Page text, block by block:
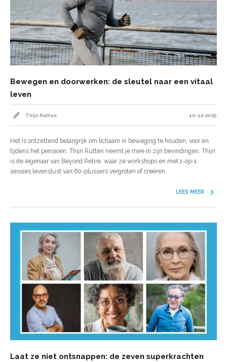
Bewegen en doorwerken: de sleutel naar een vitaal
leven
Thijn Rutten 10-12-2025
Het is ontzettend belangrijk om lichaam in beweging te houden, voor en
tijdens het pensioen. Thijn Rutten neemt je mee in zijn bevindingen. Thijn
is de eigenaar van Beyond Retire, waar ze workshops en met 1-op-1
sessies levenslust van 60-plussers vergroten of creëren.
LEES MEER
Laat ze niet ontsnappen: de zeven superkrachten